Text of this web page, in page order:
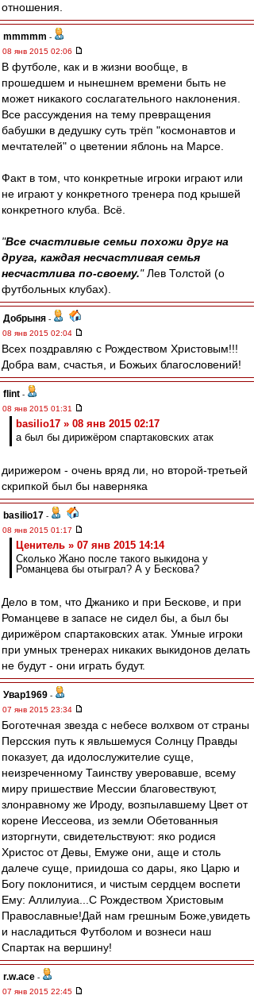
отношения.
mmmmm -
08 янв 2015 02:06
В футболе, как и в жизни вообще, в
прошедшем и нынешнем времени быть не
может никакого сослагательного наклонения.
Все рассуждения на тему превращения
бабушки в дедушку суть трёп "космонавтов и
мечтателей" о цветении яблонь на Марсе.
Факт в том, что конкретные игроки играют или
не играют у конкретного тренера под крышей
конкретного клуба. Всё.
"Все счастливые семьи похожи друг на
друга, каждая несчастливая семья
несчастлива по-своему."Лев Толстой (о
футбольных клубах).
Добрыня -
08 янв 2015 02:04
Всех поздравляю с Рождеством Христовым!!!
Добра вам, счастья, и Божьих благословений!
flint -
08 янв 2015 01:31
basilio17 » 08 янв 2015 02:17
а был бы дирижёром спартаковских атак
дирижером - очень вряд ли, но второй-третьей
скрипкой был бы наверняка
basilio17 -
08 янв 2015 01:17
Ценитель » 07 янв 2015 14:14
Сколько Жано после такого выкидона у
Романцева бы отыграл? А у Бескова?
Дело в том, что Джанико и при Бескове, и при
Романцеве в запасе не сидел бы, а был бы
дирижёром спартаковских атак. Умные игроки
при умных тренерах никаких выкидонов делать
не будут - они играть будут.
Увар1969 -
07 янв 2015 23:34
Боготечная звезда с небесе волхвом от страны
Персския путь к явльшемуся Солнцу Правды
показует, да идолослужителие суще,
неизреченному Таинству уверовавше, всему
миру пришествие Мессии благовествуют,
злонравному же Ироду, возпылавшему Цвет от
корене Иессеова, из земли Обетованныя
изторгнути, свидетельствуют: яко родися
Христос от Девы, Емуже они, аще и столь
далече суще, приидоша со дары, яко Царю и
Богу поклонитися, и чистым сердцем воспети
Ему: Аллилуиа...С Рождеством Христовым
Православные!Дай нам грешным Боже,увидеть
и насладиться Футболом и вознеси наш
Спартак на вершину!
r.w.ace -
07 янв 2015 22:45